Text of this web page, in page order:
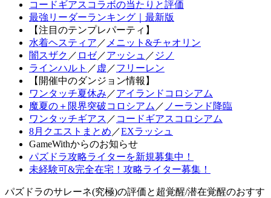
コードギアスコラボの当たりと評価
最強リーダーランキング｜最新版
【注目のテンプレパーティ】
水着ヘスティア ／ メニット&チャオリン
闇スザク ／ ロゼ／アッシュ ／ ジノ
ラインハルト ／ 虚 ／フリーレン
【開催中のダンジョン情報】
ワンタッチ夏休み ／アイランドコロシアム
魔夏の＋限界突破コロシアム ／ ノーランド降臨
ワンタッチギアス ／ コードギアスコロシアム
8月クエストまとめ ／EXラッシュ
GameWithからのお知らせ
パズドラ攻略ライターを新規募集中！
未経験可&完全在宅！攻略ライター募集！
パズドラのサレーネ(究極)の評価と超覚醒/潜在覚醒のおすす